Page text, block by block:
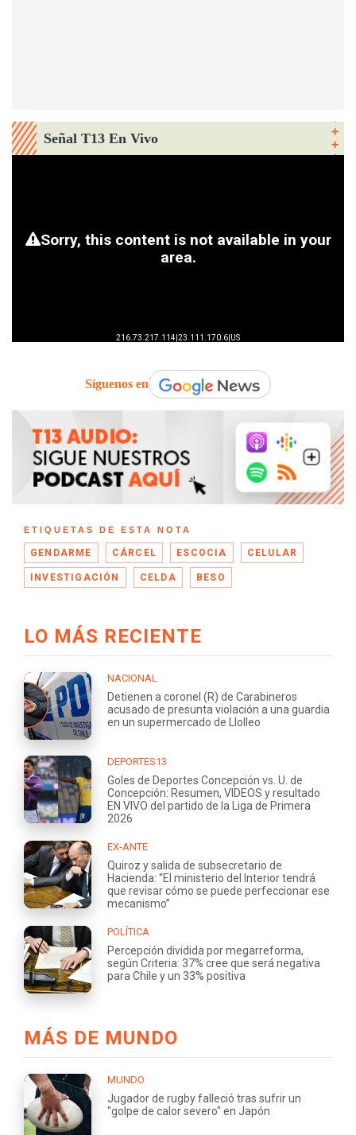
Señal T13 En Vivo
Síguenos en
ETIQUETAS DE ESTA NOTA
GENDARME CÁRCEL ESCOCIA CELULAR
INVESTIGACIÓN CELDA BESO
LO MÁS RECIENTE
NACIONAL
Detienen a coronel (R) de Carabineros
acusado de presunta violación a una guardia
en un supermercado de Llolleo
DEPORTES13
Goles de Deportes Concepción vs. U. de
Concepción: Resumen, VIDEOS y resultado
EN VIVO del partido de la Liga de Primera
2026
EX-ANTE
Quiroz y salida de subsecretario de
Hacienda: “El ministerio del Interior tendrá
que revisar cómo se puede perfeccionar ese
mecanismo”
POLÍTICA
Percepción dividida por megarreforma,
según Criteria: 37% cree que será negativa
para Chile y un 33% positiva
MÁS DE MUNDO
MUNDO
Jugador de rugby falleció tras sufrir un
"golpe de calor severo" en Japón